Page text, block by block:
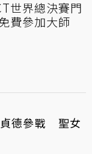
世界總決賽門
費參加大師
貞德參戰 聖女